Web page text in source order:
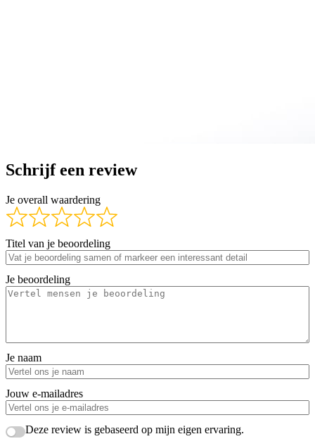
Schrijf een review
Je overall waardering
Titel van je beoordeling
Je beoordeling
Je naam
Jouw e-mailadres
Deze review is gebaseerd op mijn eigen ervaring.